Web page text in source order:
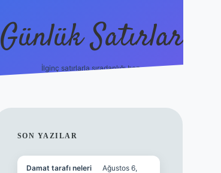
Günlük Satırlar
İlginç satırlarla sıradanlığı boz.
SIDEBAR
SON YAZILAR
Damat tarafı neleri
Ağustos 6,
vdcasino